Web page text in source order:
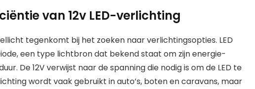
van 12v LED-verlichting
tegenkomt bij het zoeken naar verlichtingsopties. LED
een type lichtbron dat bekend staat om zijn energie-
De 12V verwijst naar de spanning die nodig is om de LED te
wordt vaak gebruikt in auto’s, boten en caravans, maar